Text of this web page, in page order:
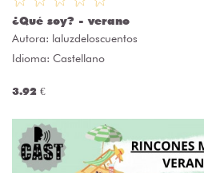
¿Qué soy? - verano
Autora: laluzdeloscuentos
Idioma: Castellano
3.92 €